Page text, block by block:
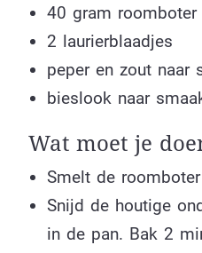
40 gram roomboter
2 laurierblaadjes
peper en zout naar
bieslook naar
Wat moet je
Smelt de
Snijd de houtige
in de pan. Bak 2